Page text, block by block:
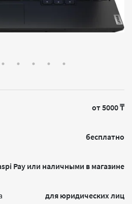
от 5000 ₸
бесплатно
Pay или наличными в магазине
для юридических лиц